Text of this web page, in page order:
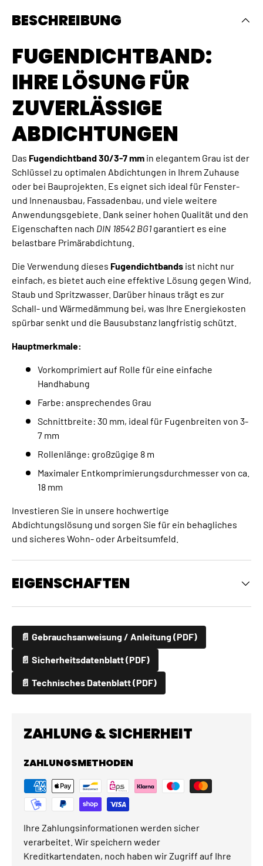
BESCHREIBUNG
FUGENDICHTBAND:
IHRE LÖSUNG FÜR
ZUVERLÄSSIGE
ABDICHTUNGEN
Das Fugendichtband 30/3-7 mm in elegantem Grau ist der
Schlüssel zu optimalen Abdichtungen in Ihrem Zuhause
oder bei Bauprojekten. Es eignet sich ideal für Fenster-
und Innenausbau, Fassadenbau, und viele weitere
Anwendungsgebiete. Dank seiner hohen Qualität und den
Eigenschaften nach DIN 18542 BG1 garantiert es eine
belastbare Primärabdichtung.
Die Verwendung dieses Fugendichtbands ist nicht nur
einfach, es bietet auch eine effektive Lösung gegen Wind,
Staub und Spritzwasser. Darüber hinaus trägt es zur
Schall- und Wärmedämmung bei, was Ihre Energiekosten
spürbar senkt und die Bausubstanz langfristig schützt.
Hauptmerkmale:
Vorkomprimiert auf Rolle für eine einfache
Handhabung
Farbe: ansprechendes Grau
Schnittbreite: 30 mm, ideal für Fugenbreiten von 3-
7 mm
Rollenlänge: großzügige 8 m
Maximaler Entkomprimierungsdurchmesser von ca.
18 mm
Investieren Sie in unsere hochwertige
Abdichtungslösung und sorgen Sie für ein behagliches
und sicheres Wohn- oder Arbeitsumfeld.
EIGENSCHAFTEN
📄 Gebrauchsanweisung / Anleitung (PDF)
📄 Sicherheitsdatenblatt (PDF)
📄 Technisches Datenblatt (PDF)
ZAHLUNG & SICHERHEIT
ZAHLUNGSMETHODEN
Ihre Zahlungsinformationen werden sicher
verarbeitet. Wir speichern weder
Kreditkartendaten, noch haben wir Zugriff auf Ihre